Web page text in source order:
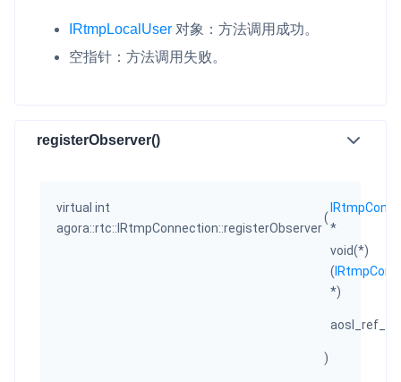
IRtmpLocalUser 对象：方法调用成功。
空指针：方法调用失败。
registerObserver()
virtual int
agora::rtc::IRtmpConnection::registerObserver
(
*
void(*)
(
*)
aosl_ref_t
)